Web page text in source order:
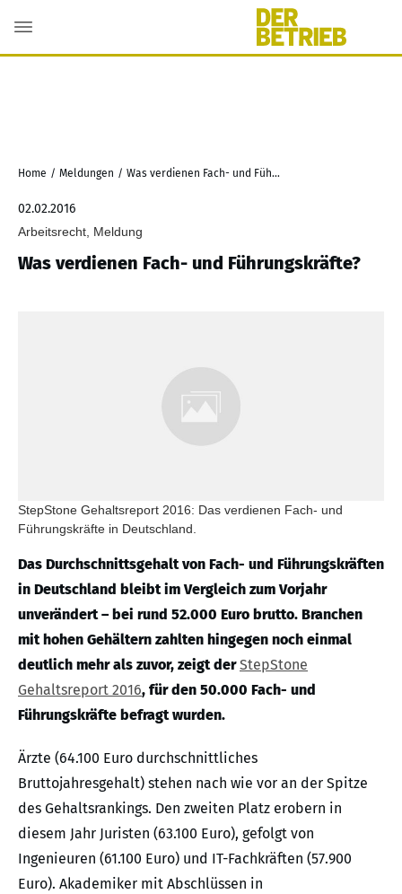
Home / Meldungen / Was verdienen Fach- und Führungskräfte?
02.02.2016
Arbeitsrecht, Meldung
Was verdienen Fach- und Führungskräfte?
StepStone Gehaltsreport 2016: Das verdienen Fach- und
Führungskräfte in Deutschland.
Das Durchschnittsgehalt von Fach- und Führungskräften
in Deutschland bleibt im Vergleich zum Vorjahr
unverändert – bei rund 52.000 Euro brutto. Branchen
mit hohen Gehältern zahlten hingegen noch einmal
deutlich mehr als zuvor, zeigt derStepStone
Gehaltsreport 2016, für den 50.000 Fach- und
Führungskräfte befragt wurden.
Ärzte (64.100 Euro durchschnittliches
Bruttojahresgehalt) stehen nach wie vor an der Spitze
des Gehaltsrankings. Den zweiten Platz erobern in
diesem Jahr Juristen (63.100 Euro), gefolgt von
Ingenieuren (61.100 Euro) und IT-Fachkräften (57.900
Euro). Akademiker mit Abschlüssen in